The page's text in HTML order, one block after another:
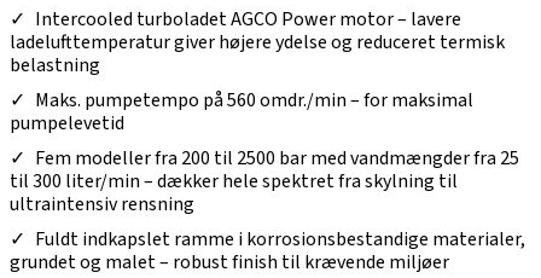
Intercooled turboladet AGCO Power motor – lavere
ladelufttemperatur giver højere ydelse og reduceret termisk
belastning
Maks. pumpetempo på 560 omdr./min – for maksimal
pumpelevetid
Fem modeller fra 200 til 2500 bar med vandmængder fra 25
til 300 liter/min – dækker hele spektret fra skylning til
ultraintensiv rensning
Fuldt indkapslet ramme i korrosionsbestandige materialer,
grundet og malet – robust finish til krævende miljøer